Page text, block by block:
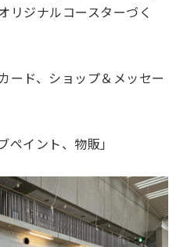
リジナルコースターづく
ード、ショップ＆メッセー
ペイント、物販」